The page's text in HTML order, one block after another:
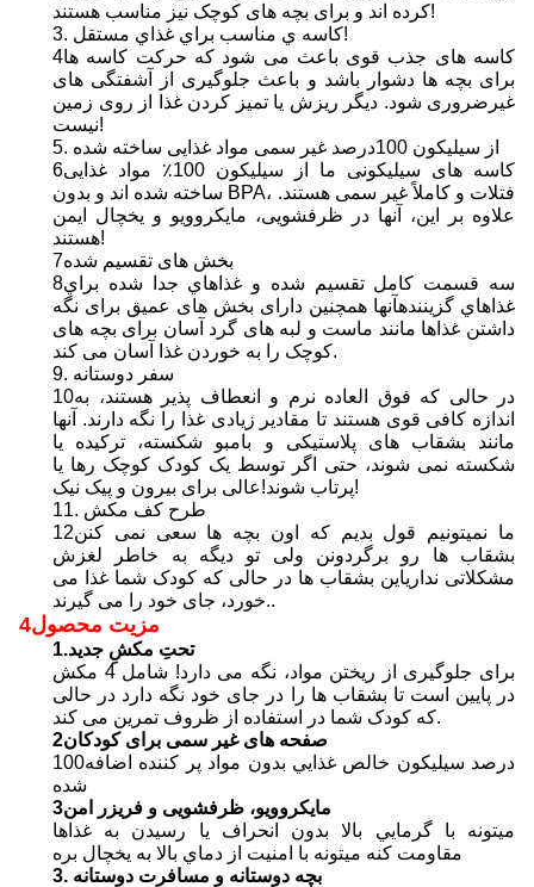
کرده اند و برای بچه های کوچک نیز مناسب هستند!
3. کاسه ي مناسب براي غذاي مستقل!
4کاسه های جذب قوی باعث می شود که حرکت کاسه ها
برای بچه ها دشوار باشد و باعث جلوگیری از آشفتگی های
غیرضروری شود. دیگر ریزش یا تمیز کردن غذا از روی زمین
نیست!
5. از سيليكون 100درصد غير سمی مواد غذایی ساخته شده
6کاسه های سیلیکونی ما از سیلیکون 100٪ مواد غذایی
ساخته شده اند و بدون BPA، فتلات و کاملاً غیر سمی هستند.
علاوه بر این، آنها در ظرفشویی، مایکروویو و یخچال ایمن
هستند!
7بخش های تقسیم شده
8سه قسمت کامل تقسیم شده و غذاهاي جدا شده براي
غذاهاي گزينندهآنها همچنین دارای بخش های عمیق برای نگه
داشتن غذاها مانند ماست و لبه های گرد آسان برای بچه های
کوچک را به خوردن غذا آسان می کند.
9. سفر دوستانه
10در حالی که فوق العاده نرم و انعطاف پذیر هستند، به
اندازه کافی قوی هستند تا مقادیر زیادی غذا را نگه دارند. آنها
مانند بشقاب های پلاستیکی و بامبو شکسته، ترکیده یا
شکسته نمی شوند، حتی اگر توسط یک کودک کوچک رها یا
پرتاب شوند!عالی برای بیرون و پیک نیک!
11. طرح کف مکش
12ما نمیتونیم قول بدیم که اون بچه ها سعی نمی کنن
بشقاب ها رو برگردونن ولی تو دیگه به خاطر لغزش
مشکلاتی نداریاین بشقاب ها در حالی که کودک شما غذا می
خورد، جای خود را می گیرند..
4مزیت محصول
1.تحتِ مکشِ جدید
برای جلوگیری از ریختن مواد، نگه می دارد! شامل 4 مکش
در پایین است تا بشقاب ها را در جای خود نگه دارد در حالی
که کودک شما در استفاده از ظروف تمرین می کند.
2صفحه های غیر سمی برای کودکان
100درصد سيليكون خالص غذايي بدون مواد پر کننده اضافه
شده
3مایکروویو، ظرفشویی و فریزر امن
ميتونه با گرمايي بالا بدون انحراف يا رسيدن به غذاها
مقاومت کنه ميتونه با امنيت از دماي بالا به يخچال بره
3. بچه دوستانه و مسافرت دوستانه